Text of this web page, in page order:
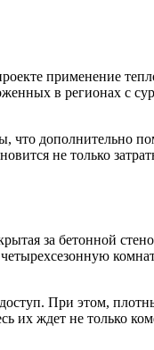
применение
в регионах с
дополнительно
не только
за бетонной
При этом,
их ждет не только